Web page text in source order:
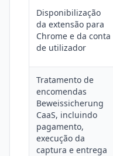
Disponibilização
da extensão para
Chrome e da conta
de utilizador
Tratamento de
encomendas
Beweissicherung
CaaS, incluindo
pagamento,
execução da
captura e entrega